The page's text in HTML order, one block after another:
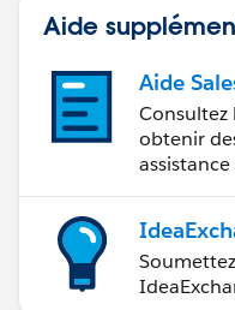
Aide
Aide
Consultez
obtenir